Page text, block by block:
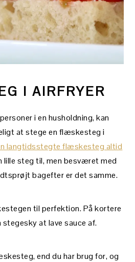
I AIRFRYER
i en husholdning, kan
at stege en flæskesteg i
langtidsstegte flæskesteg altid
lille steg til, men besværet med
bagefter er det samme.
til perfektion. På kortere
at lave sauce af.
end du har brug for, og